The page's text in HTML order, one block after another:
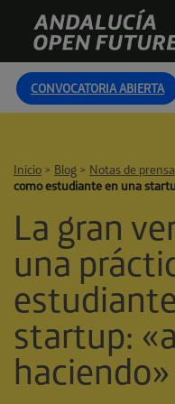
content
Andalucía
Open
Future
CONVOCATORIA ABIERTA
Inicio > Blog > Notas de prensa
como estudiante en una
La gran
una
startup:
haciendo»